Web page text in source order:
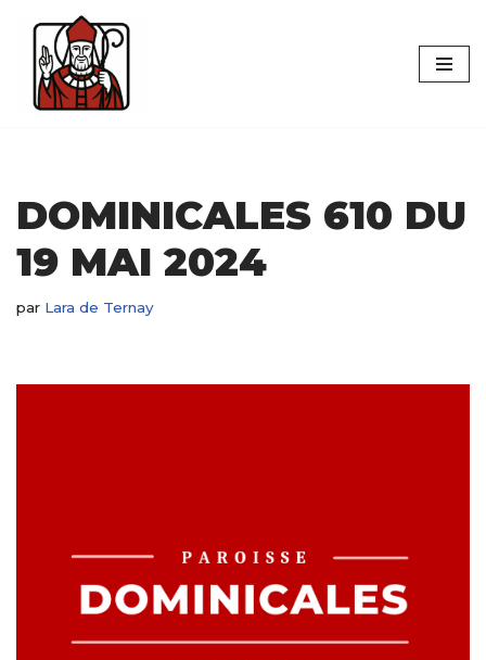
Aller
contenu
DOMINICALES 610 DU
19 MAI 2024
par Lara de Ternay